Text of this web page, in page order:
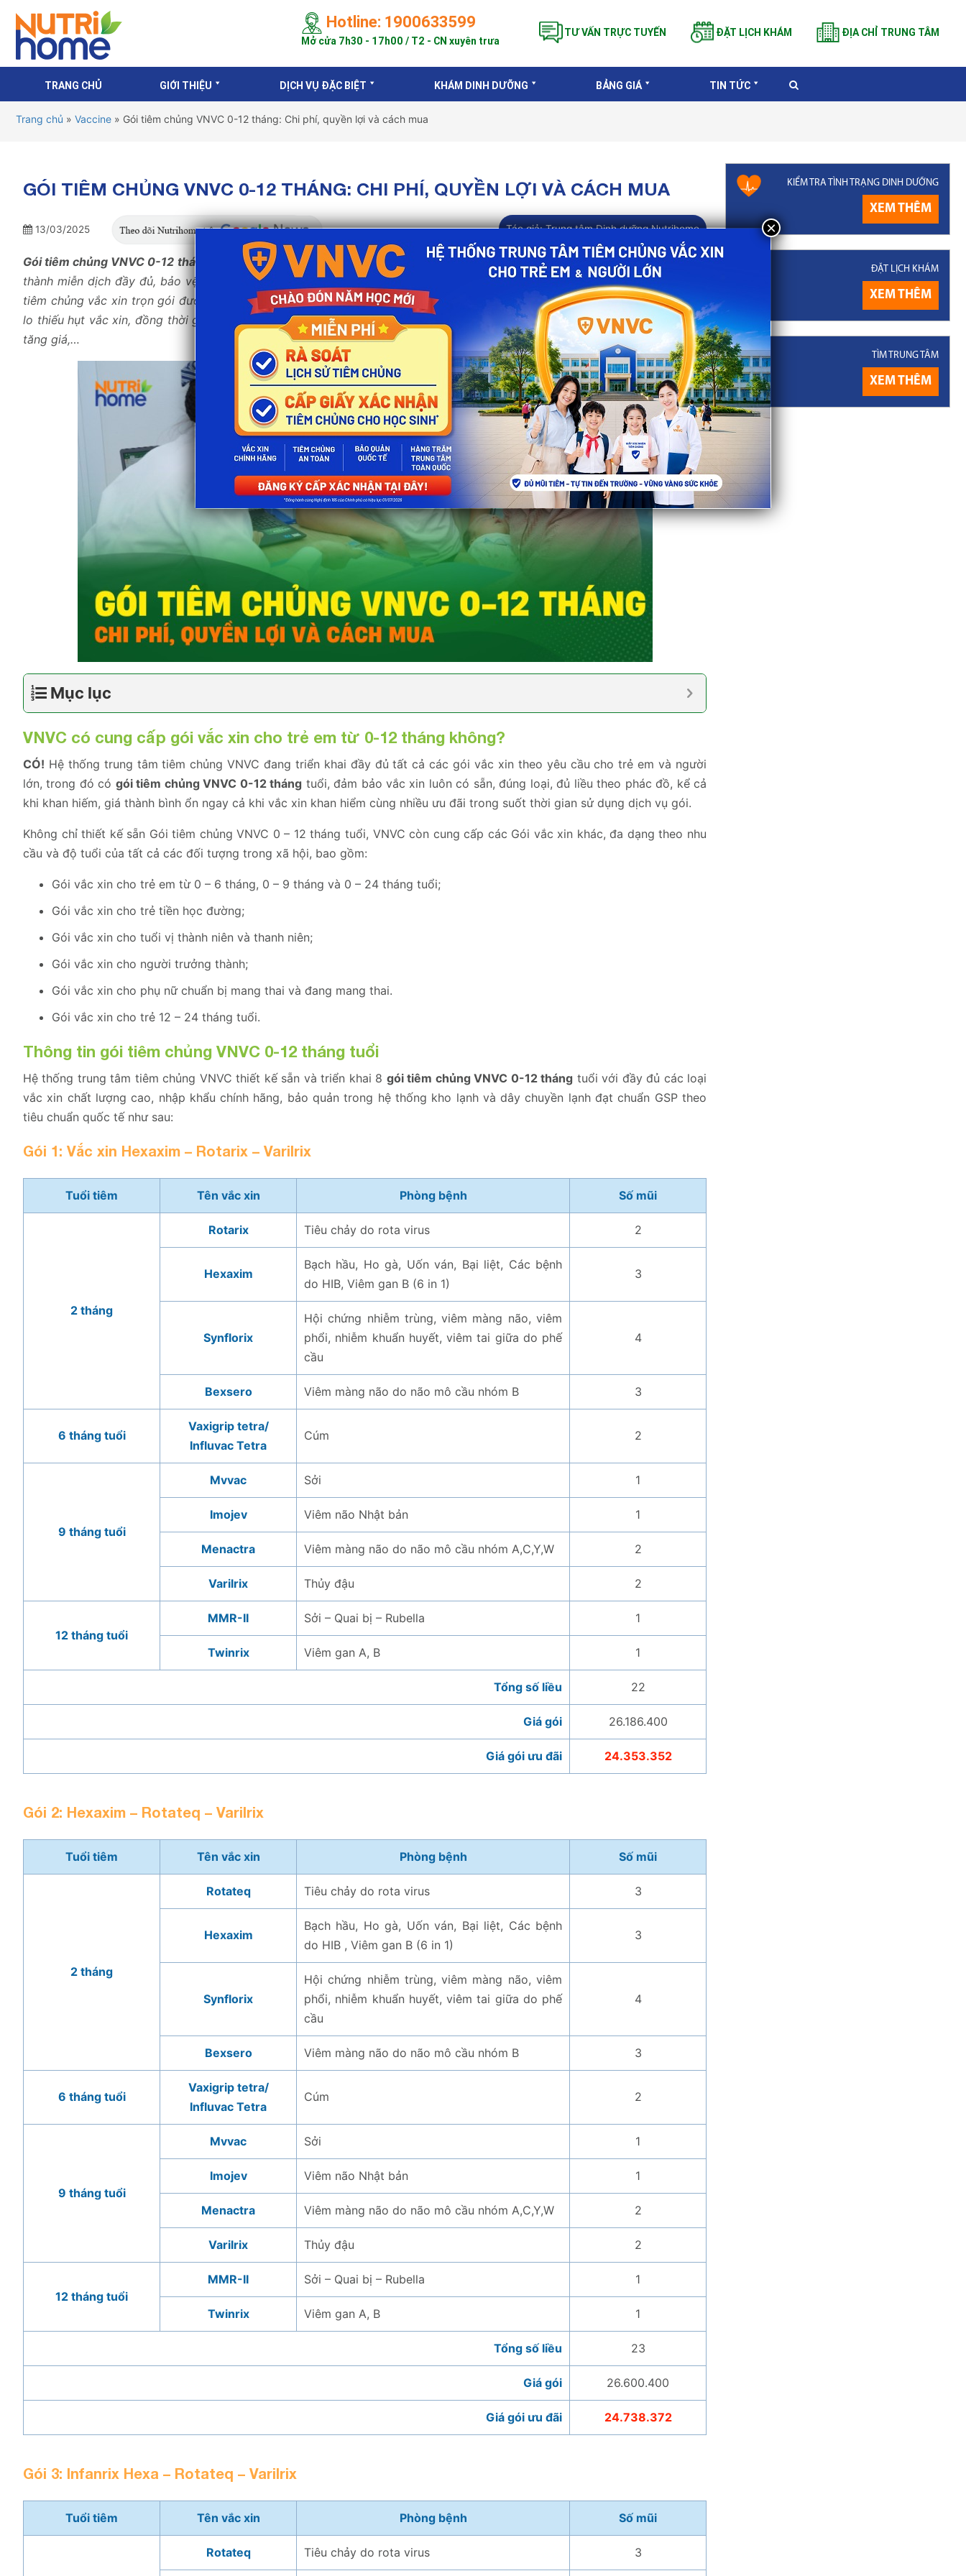
Hotline: 1900633599
Mở cửa 7h30 - 17h00 / T2 - CN xuyên trưa
TƯ VẤN TRỰC TUYẾN ĐẶT LỊCH KHÁM ĐỊA CHỈ TRUNG TÂM
TRANG CHỦ GIỚI THIỆU DỊCH VỤ ĐẶC BIỆT KHÁM DINH DƯỠNG BẢNG GIÁ TIN TỨC
Trang chủ » Vaccine » Gói tiêm chủng VNVC 0-12 tháng: Chi phí, quyền lợi và cách mua
GÓI TIÊM CHỦNG VNVC 0-12 THÁNG: CHI PHÍ, QUYỀN LỢI VÀ CÁCH MUA
13/03/2025 Tác giả:Trung tâm Dinh dưỡng Nutrihome
Gói tiêm chủng VNVC 0-12 tháng
cung cấp đầy đủ các loại vắc xin quan trọng, cần thiết trong giai đoạn 1 tuổi, giúp trẻ hình
thành miễn dịch đầy đủ, bảo vệ trẻ khỏi nguy cơ lây nhiễm và mắc các bệnh truyền nhiễm nguy hiểm. Khách hàng đăng ký
tiêm chủng vắc xin trọn gói được đảm bảo luôn có đủ vắc xin trong gói, giúp trẻ được tiêm chủng đầy đủ, đúng lịch, không
lo thiếu hụt vắc xin, đồng thời giữ giá vắc xin bình ổn trong suốt thời gian hợp đồng, dù cho thị trường vắc xin có trượt giá,
tăng giá,…
Mục lục
VNVC có cung cấp gói vắc xin cho trẻ em từ 0-12 tháng không?
CÓ! Hệ thống trung tâm tiêm chủng VNVC đang triển khai đầy đủ tất cả các gói vắc xin theo yêu cầu cho trẻ em và người
lớn, trong đó có gói tiêm chủng VNVC 0-12 tháng tuổi, đảm bảo vắc xin luôn có sẵn, đúng loại, đủ liều theo phác đồ, kể cả
khi khan hiếm, giá thành bình ổn ngay cả khi vắc xin khan hiểm cùng nhiều ưu đãi trong suốt thời gian sử dụng dịch vụ gói.
Không chỉ thiết kế sẵn Gói tiêm chủng VNVC 0 – 12 tháng tuổi, VNVC còn cung cấp các Gói vắc xin khác, đa dạng theo nhu
cầu và độ tuổi của tất cả các đối tượng trong xã hội, bao gồm:
Gói vắc xin cho trẻ em từ 0 – 6 tháng, 0 – 9 tháng và 0 – 24 tháng tuổi;
Gói vắc xin cho trẻ tiền học đường;
Gói vắc xin cho tuổi vị thành niên và thanh niên;
Gói vắc xin cho người trưởng thành;
Gói vắc xin cho phụ nữ chuẩn bị mang thai và đang mang thai.
Gói vắc xin cho trẻ 12 – 24 tháng tuổi.
Thông tin gói tiêm chủng VNVC 0-12 tháng tuổi
Hệ thống trung tâm tiêm chủng VNVC thiết kế sẵn và triển khai 8 gói tiêm chủng VNVC 0-12 tháng tuổi với đầy đủ các loại
vắc xin chất lượng cao, nhập khẩu chính hãng, bảo quản trong hệ thống kho lạnh và dây chuyền lạnh đạt chuẩn GSP theo
tiêu chuẩn quốc tế như sau:
Gói 1: Vắc xin Hexaxim – Rotarix – Varilrix
Tuổi tiêm Tên vắc xin Phòng bệnh Số mũi
2 tháng
Rotarix Tiêu chảy do rota virus 2
Hexaxim
Bạch hầu, Ho gà, Uốn ván, Bại liệt, Các bệnh
do HIB, Viêm gan B (6 in 1)
3
Synflorix
Hội chứng nhiễm trùng, viêm màng não, viêm
phổi, nhiễm khuẩn huyết, viêm tai giữa do phế
cầu
4
Bexsero Viêm màng não do não mô cầu nhóm B 3
6 tháng tuổi
Vaxigrip tetra/
Influvac Tetra
Cúm 2
9 tháng tuổi
Mvvac Sởi 1
Imojev Viêm não Nhật bản 1
Menactra Viêm màng não do não mô cầu nhóm A,C,Y,W 2
Varilrix Thủy đậu 2
12 tháng tuổi
MMR-II Sởi – Quai bị – Rubella 1
Twinrix Viêm gan A, B 1
Tổng số liều 22
Giá gói 26.186.400
Giá gói ưu đãi 24.353.352
Gói 2: Hexaxim – Rotateq – Varilrix
Tuổi tiêm Tên vắc xin Phòng bệnh Số mũi
2 tháng
Rotateq Tiêu chảy do rota virus 3
Hexaxim
Bạch hầu, Ho gà, Uốn ván, Bại liệt, Các bệnh
do HIB , Viêm gan B (6 in 1)
3
Synflorix
Hội chứng nhiễm trùng, viêm màng não, viêm
phổi, nhiễm khuẩn huyết, viêm tai giữa do phế
cầu
4
Bexsero Viêm màng não do não mô cầu nhóm B 3
6 tháng tuổi
Vaxigrip tetra/
Influvac Tetra
Cúm 2
9 tháng tuổi
Mvvac Sởi 1
Imojev Viêm não Nhật bản 1
Menactra Viêm màng não do não mô cầu nhóm A,C,Y,W 2
Varilrix Thủy đậu 2
12 tháng tuổi
MMR-II Sởi – Quai bị – Rubella 1
Twinrix Viêm gan A, B 1
Tổng số liều 23
Giá gói 26.600.400
Giá gói ưu đãi 24.738.372
Gói 3: Infanrix Hexa – Rotateq – Varilrix
Tuổi tiêm Tên vắc xin Phòng bệnh Số mũi
Rotateq Tiêu chảy do rota virus 3
KIỂM TRA TÌNH TRẠNG DINH DƯỠNG
XEM THÊM
ĐẶT LỊCH KHÁM
XEM THÊM
TÌM TRUNG TÂM
XEM THÊM